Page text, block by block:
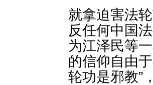
就拿迫害法
反任何中国
为江泽民等
的信仰自由
轮功是邪教”